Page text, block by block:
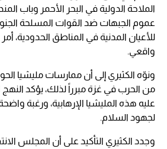
الملاحة الدولية في البحر الأحمر وباب
عموم الجبهات ضد القوات المسلحة
للأعيان المدنية في المناطق الحدودية،
واقعي.
ونوّه الكثيري إلى أن ممارسات مليشيا
من الحرب في غزة مبرراً لذلك، يؤكد
عليه هذه المليشيا الإرهابية، ورغبة
لجهود السلام.
وجدد الكثيري التأكيد على أن المجلس